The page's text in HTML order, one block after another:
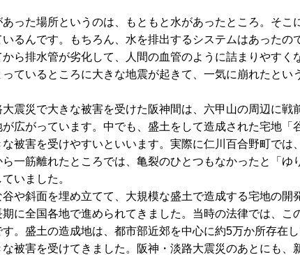
あった場所というのは、もともと水があったところ。そこ
るんです。もちろん、水を排出するシステムはあったの
ら排水管が劣化して、人間の血管のように詰まりやすく
ているところに大きな地震が起きて、一気に崩れたとい
大震災で大きな被害を受けた阪神間は、六甲山の周辺に戦
広がっています。中でも、盛土をして造成された宅地「
被害を受けやすいといいます。実際に仁川百合野町では
ら一筋離れたところでは、亀裂のひとつもなかったと「ゆ
いました。
谷や斜面を埋め立てて、大規模な盛土で造成する宅地の開
期に全国各地で進められてきました。当時の法律では、こ
す。盛土の造成地は、都市部近郊を中心に約5万か所存在
な被害を受けてきました。阪神・淡路大震災のあとにも、